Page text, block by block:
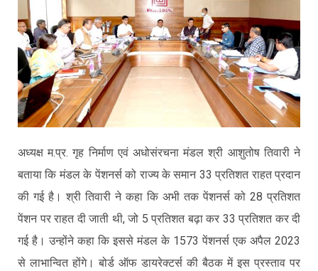
अध्यक्ष म.प्र. गृह निर्माण एवं अधोसंरचना मंडल श्री आशुतोष तिवारी ने
बताया कि मंडल के पेंशनर्स को राज्य के समान 33 प्रतिशत राहत प्रदान
की गई है। श्री तिवारी ने कहा कि अभी तक पेंशनर्स को 28 प्रतिशत
पेंशन पर राहत दी जाती थी, जो 5 प्रतिशत बढ़ा कर 33 प्रतिशत कर दी
गई है। उन्होंने कहा कि इससे मंडल के 1573 पेंशनर्स एक अपैल 2023
से लाभान्वित होंगे। बोर्ड ऑफ डायरेक्टर्स की बैठक में इस प्रस्ताव पर